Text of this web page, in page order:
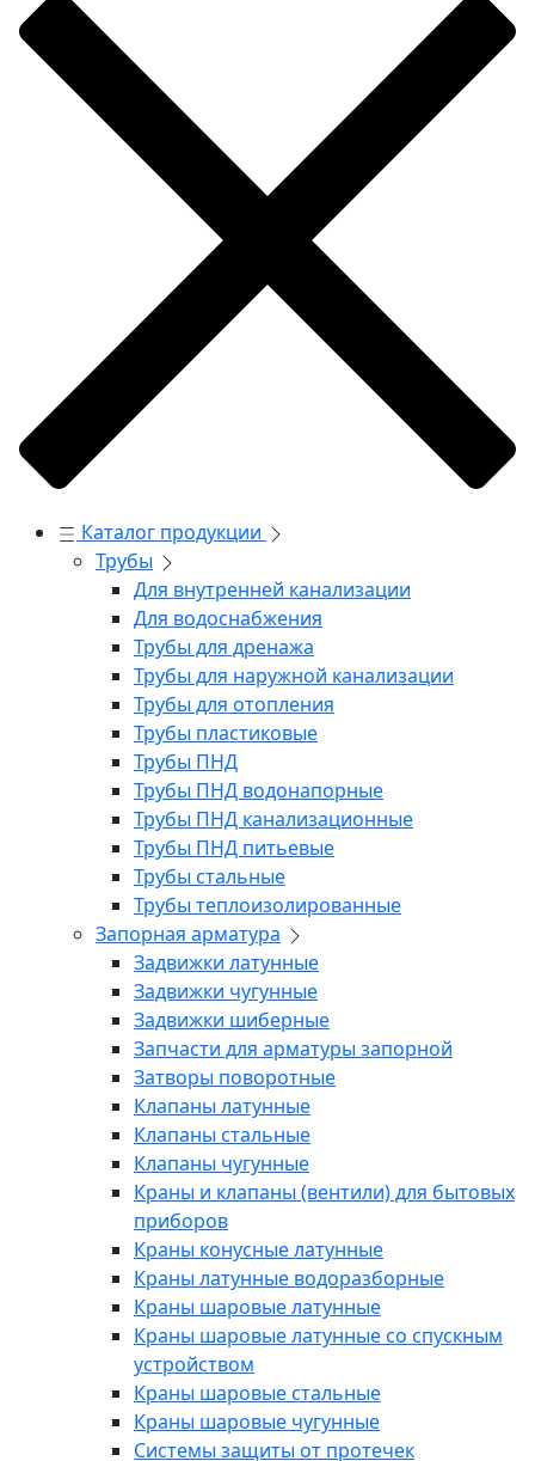
Каталог продукции
Трубы
Для внутренней канализации
Для водоснабжения
Трубы для дренажа
Трубы для наружной канализации
Трубы для отопления
Трубы пластиковые
Трубы ПНД
Трубы ПНД водонапорные
Трубы ПНД канализационные
Трубы ПНД питьевые
Трубы стальные
Трубы теплоизолированные
Запорная арматура
Задвижки латунные
Задвижки чугунные
Задвижки шиберные
Запчасти для арматуры запорной
Затворы поворотные
Клапаны латунные
Клапаны стальные
Клапаны чугунные
Краны и клапаны (вентили) для бытовых
приборов
Краны конусные латунные
Краны латунные водоразборные
Краны шаровые латунные
Краны шаровые латунные со спускным
устройством
Краны шаровые стальные
Краны шаровые чугунные
Системы защиты от протечек